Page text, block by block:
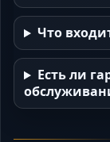
Что
Есть ли